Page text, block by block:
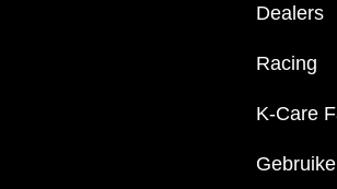
Dealers
Racing
K-Care